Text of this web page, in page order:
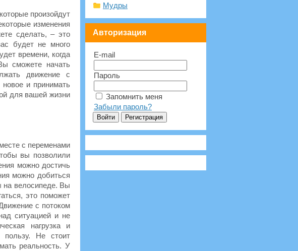
произойдут
изменения
сделать, – это
будет не много
времени, когда
сможете начать
движение с
новое и принимать
для вашей жизни
с переменами
вы позволили
можно достичь
можно добиться
на велосипеде. Вы
это поможет
с потоком
ситуацией и не
нагрузка и
пользу. Не стоит
реальность. У
Мудры
Авторизация
E-mail
Пароль
Запомнить меня
Забыли пароль?